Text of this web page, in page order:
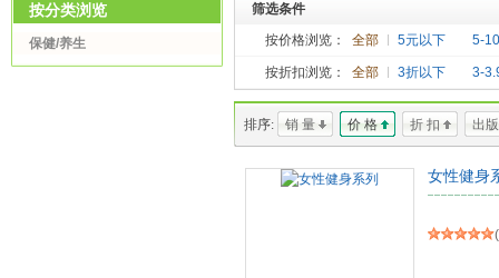
按分类浏览
保健/养生
筛选条件
按价格浏览：
全部 5元以下 5-
按折扣浏览： 全部 3折以下 3-
排序: 销 量 价 格 折 扣 出
女性健身
(